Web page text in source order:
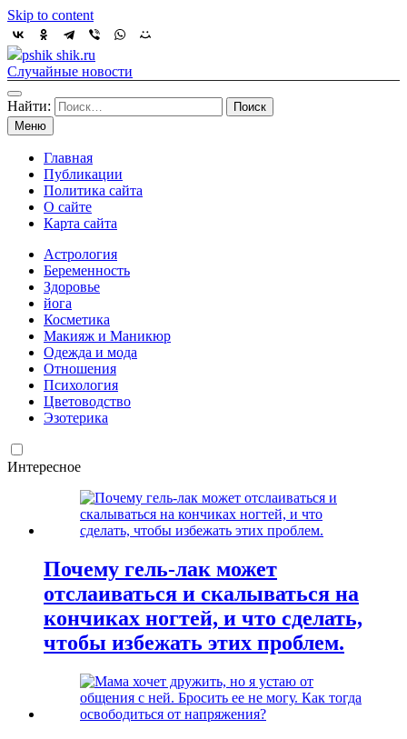
Skip to content
pshik shik.ru
Случайные новости
Найти:
Меню
Главная
Публикации
Политика сайта
О сайте
Карта сайта
Астрология
Беременность
Здоровье
йога
Косметика
Макияж и Маникюр
Одежда и мода
Отношения
Психология
Цветоводство
Эзотерика
Интересное
Почему гель-лак может
отслаиваться и скалываться на
кончиках ногтей, и что сделать,
чтобы избежать этих проблем.